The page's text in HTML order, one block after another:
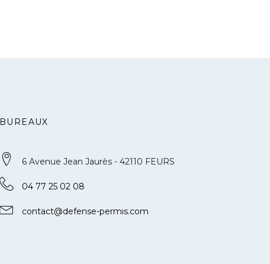
BUREAUX
6 Avenue Jean Jaurès - 42110 FEURS
04 77 25 02 08
contact@defense-permis.com